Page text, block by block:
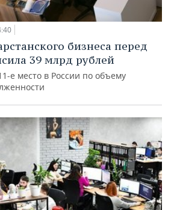
бизнеса перед
39 млрд рублей
е место в России по объему